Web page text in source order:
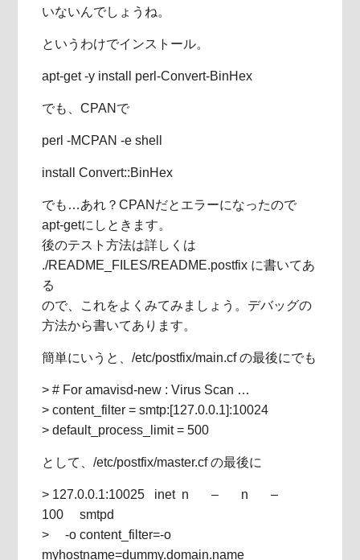
いないんでしょうね。
というわけでインストール。
apt-get -y install perl-Convert-BinHex
でも、CPANで
perl -MCPAN -e shell
install Convert::BinHex
でも…あれ？CPANだとエラーになったので
apt-getにしときます。
後のテスト方法は詳しくは
./README_FILES/README.postfix に書いてあ
る
ので、これをよくみてみましょう。デバッグの
方法から書いてあります。
簡単にいうと、/etc/postfix/main.cf の最後にでも
> # For amavisd-new : Virus Scan …
> content_filter = smtp:[127.0.0.1]:10024
> default_process_limit = 500
として、/etc/postfix/master.cf の最後に
> 127.0.0.1:10025 inet n – n –
100 smtpd
> -o content_filter=-o
myhostname=dummy.domain.name